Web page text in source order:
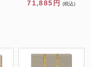
71,885円 (税込)